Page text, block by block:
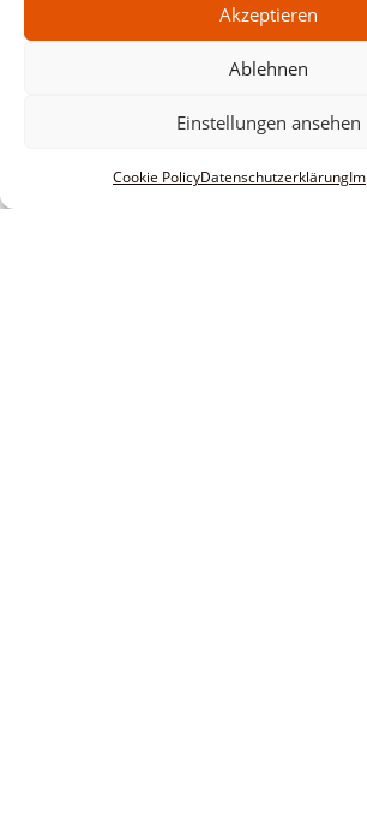
Akzeptieren
Ablehnen
Einstellungen ansehen
Cookie PolicyDatenschutzerklärung